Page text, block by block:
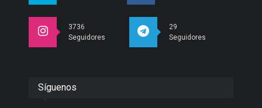
3736
Seguidores
29
Seguidores
Síguenos